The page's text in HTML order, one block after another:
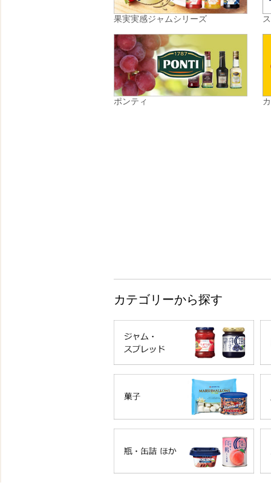
果実実感ジャムシリーズ
ポンティ
カテゴリーから探す